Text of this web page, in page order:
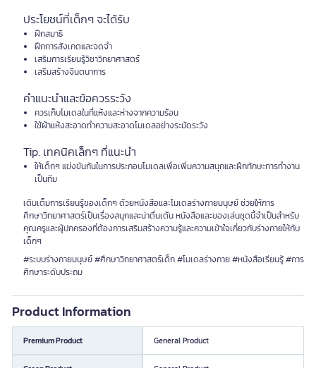
ประโยชน์ที่เด็กๆ จะได้รับ
ฝึกสมาธิ
ฝึกการสังเกตและจดจำ
เสริมการเรียนรู้วิชาวิทยาศาสตร์
เสริมสร้างจินตนาการ
คำแนะนำและข้อควรระวัง
ควรเก็บโมเดลในที่แห้งและห่างจากความร้อน
ใช้ผ้าแห้งสะอาดทำความสะอาดโมเดลอย่างระมัดระวัง
Tip. เทคนิคเล็กๆ ที่แนะนำ
ให้เด็กๆ แข่งขันกันในการประกอบโมเดลเพื่อเพิ่มความสนุกและฝึกทักษะการทำงาน
เป็นทีม
เติมเต็มการเรียนรู้ของเด็กๆ ด้วยหนังสือและโมเดลร่างกายมนุษย์ ช่วยให้การ
ศึกษาวิทยาศาสตร์เป็นเรื่องสนุกและน่าตื่นเต้น หนังสือและของเล่นชุดนี้จำเป็นสำหรับ
คุณครูและผู้ปกครองที่ต้องการเสริมสร้างความรู้และความเข้าใจเกี่ยวกับร่างกายให้กับ
เด็กๆ
#ระบบร่างกายมนุษย์ #ศึกษาวิทยาศาสตร์เด็ก #โมเดลร่างกาย #หนังสือเรียนรู้ #การ
ศึกษาระดับประถม
Product Information
Premium Product General Product